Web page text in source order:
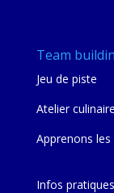
Team
Jeu de piste
Atelier culinaire
Apprenons
Infos pratiques